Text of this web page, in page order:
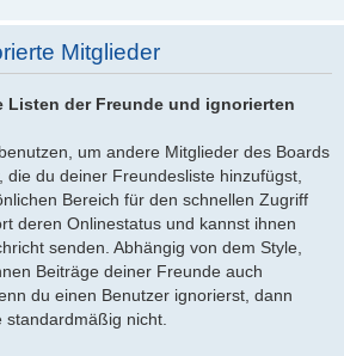
Mitglieder
Listen der Freunde und ignorierten
um andere Mitglieder des Boards
die du deiner Freundesliste hinzufügst,
Bereich für den schnellen Zugriff
deren Onlinestatus und kannst ihnen
senden. Abhängig von dem Style,
Beiträge deiner Freunde auch
du einen Benutzer ignorierst, dann
nicht.